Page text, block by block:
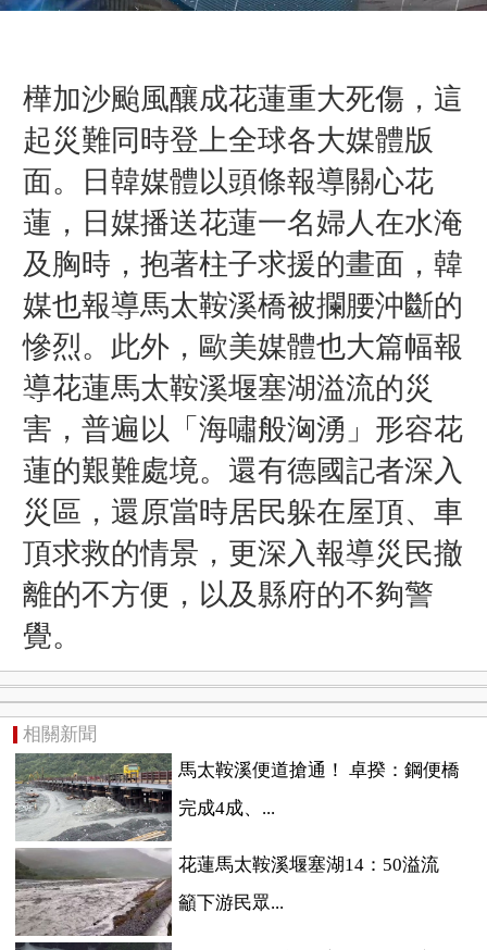
樺加沙颱風釀成花蓮重大死傷，這
起災難同時登上全球各大媒體版
面。日韓媒體以頭條報導關心花
蓮，日媒播送花蓮一名婦人在水淹
及胸時，抱著柱子求援的畫面，韓
媒也報導馬太鞍溪橋被攔腰沖斷的
慘烈。此外，歐美媒體也大篇幅報
導花蓮馬太鞍溪堰塞湖溢流的災
害，普遍以「海嘯般洶湧」形容花
蓮的艱難處境。還有德國記者深入
災區，還原當時居民躲在屋頂、車
頂求救的情景，更深入報導災民撤
離的不方便，以及縣府的不夠警
覺。
相關新聞
馬太鞍溪便道搶通！ 卓揆：鋼便橋
完成4成、...
花蓮馬太鞍溪堰塞湖14：50溢流
籲下游民眾...